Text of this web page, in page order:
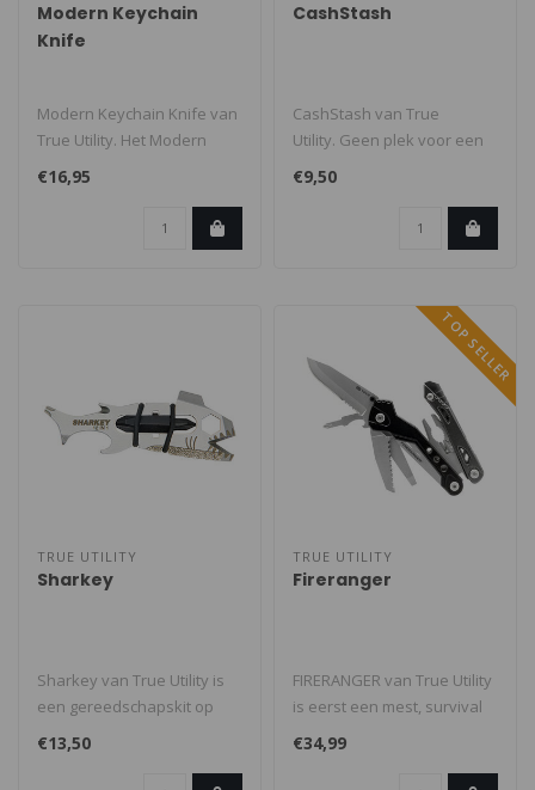
Modern Keychain
Knife
Modern Keychain Knife van
True Utility. Het Modern
KeyChain Knife is een
compact..
€16,95
CashStash
CashStash van True
Utility. Geen plek voor een
grote portemonnee in je
broekzak..
€9,50
TRUE UTILITY
Sharkey
Sharkey van True Utility is
een gereedschapskit op
sleutelformaat met een bite.
€13,50
TOP SELLER
TRUE UTILITY
Fireranger
FIRERANGER van True Utility
is eerst een mest, survival
multi-tool voor noodgeva..
€34,99